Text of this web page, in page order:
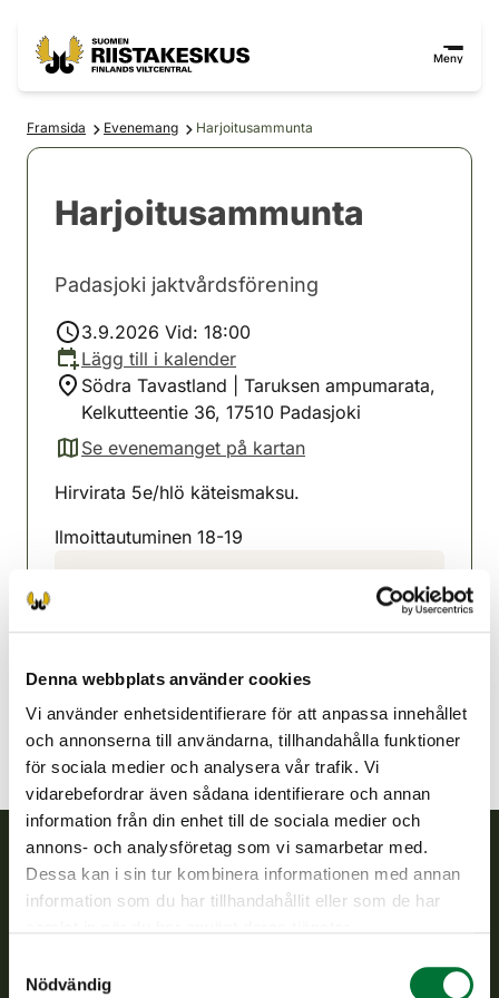
Denna webbplats använder cookies
Vi använder enhetsidentifierare för att anpassa innehållet
och annonserna till användarna, tillhandahålla funktioner
för sociala medier och analysera vår trafik. Vi
vidarebefordrar även sådana identifierare och annan
information från din enhet till de sociala medier och
annons- och analysföretag som vi samarbetar med.
Dessa kan i sin tur kombinera informationen med annan
information som du har tillhandahållit eller som de har
Nödvändig
Meny
Framsida Evenemang Harjoitusammunta
Harjoitusammunta
Padasjoki jaktvårdsförening
3.9.2026 Vid: 18:00
Lägg till i kalender
Södra Tavastland | Taruksen ampumarata,
Kelkutteentie 36, 17510 Padasjoki
Se evenemanget på kartan
(avautuu uuteen välilehteen)
Hirvirata 5e/hlö käteismaksu.
Ilmoittautuminen 18-19
padasjoki@rhy.riista.fi
Finlands viltcentral
jaktvårdsföreningarnas verksamhet, ser till att viltpolitiken
verkställs och svarar för de offentliga förvaltningsuppgifter